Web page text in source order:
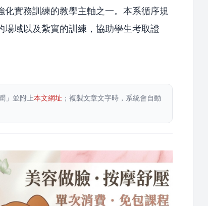
實務訓練的教學主軸之一。本系循序規
域以及紮實的訓練，協助學生考取證
」並附上本文網址 ；複製文章文字時，系統會自動